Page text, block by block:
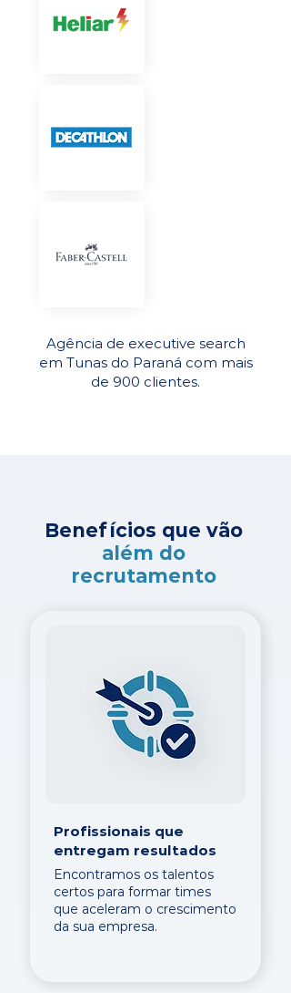
Agência de executive search
em Tunas do Paraná com mais
de 900 clientes.
Benefícios que vão
além do
recrutamento
Profissionais que
entregam resultados
Encontramos os talentos
certos para formar times
que aceleram o crescimento
da sua empresa.